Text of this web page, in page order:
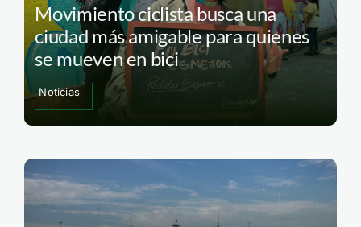
Movimiento ciclista busca una
ciudad más amigable para quienes
se mueven en bici
Noticias